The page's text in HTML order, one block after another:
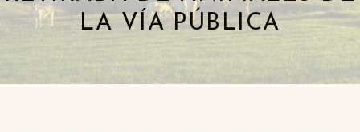
LA VÍA PÚBLICA